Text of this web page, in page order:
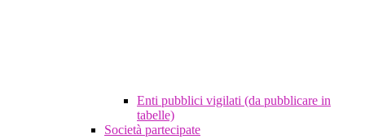
Enti pubblici vigilati (da pubblicare in
tabelle)
Società partecipate